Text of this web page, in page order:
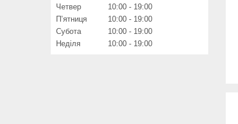
Четвер
10:00
19:00
Пʼятниця
10:00
19:00
Субота
10:00
19:00
Неділя
10:00 19:00